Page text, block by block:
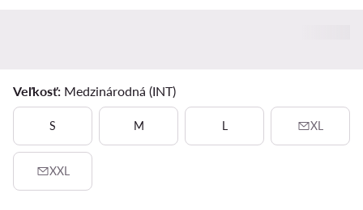
Veľkosť: Medzinárodná (INT)
S M L XL
XXL